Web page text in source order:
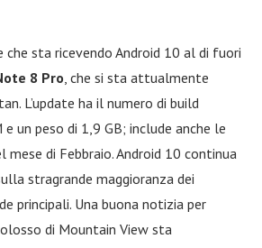
sta ricevendo Android 10 al di fuori
8 Pro , che si sta attualmente
L’update ha il numero di build
e un peso di 1,9 GB; include anche le
mese di Febbraio. Android 10 continua
stragrande maggioranza dei
principali. Una buona notizia per
di Mountain View sta